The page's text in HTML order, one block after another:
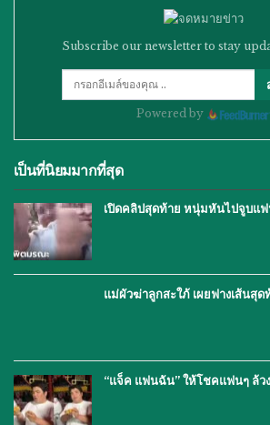
Subscribe our newsletter to stay
Powered by
เป็นที่นิยมมากที่สุด
เปิดคลิปสุดท้าย หนุ่มหันไปจูบแ
แม่ผัวฆ่าลูกสะใภ้ เผยฟางเส้นสุ
“แจ็ค แฟนฉัน” ให้โชคแฟนๆ ล้ว